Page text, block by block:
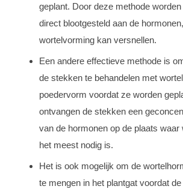
geplant. Door deze methode
direct blootgesteld aan de
wortelvorming kan versnellen.
Een andere effectieve methode is
de stekken te behandelen met
poedervorm voordat ze worden
ontvangen de stekken een
van de hormonen op de plaats waar
het meest nodig is.
Het is ook mogelijk om de
te mengen in het plantgat voordat